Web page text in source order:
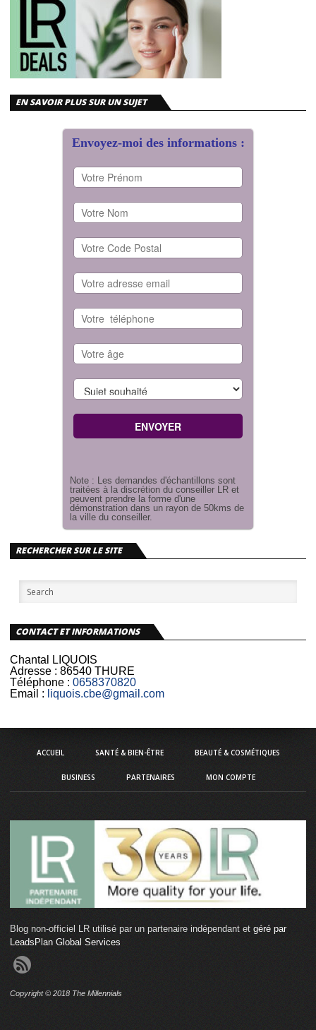
EN SAVOIR PLUS SUR UN SUJET
Envoyez-moi des informations :
Note : Les demandes d'échantillons sont
traitées à la discrétion du conseiller LR et
peuvent prendre la forme d'une
démonstration dans un rayon de 50kms de
la ville du conseiller.
RECHERCHER SUR LE SITE
CONTACT ET INFORMATIONS
Chantal LIQUOIS
Adresse : 86540 THURE
Téléphone : 0658370820
Email : liquois.cbe@gmail.com
ACCUEIL SANTÉ & BIEN-ÊTRE BEAUTÉ & COSMÉTIQUES
BUSINESS PARTENAIRES MON COMPTE
Blog non-officiel LR utilisé par un partenaire indépendant et géré par
LeadsPlan Global Services
Copyright © 2018 The Millennials